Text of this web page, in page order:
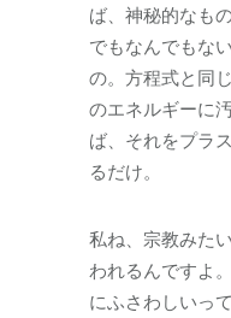
ば、神秘的なも
でもなんでもな
の。方程式と同
のエネルギーに
ば、それをプラ
るだけ。
私ね、宗教みた
われるんですよ
にふさわしいっ